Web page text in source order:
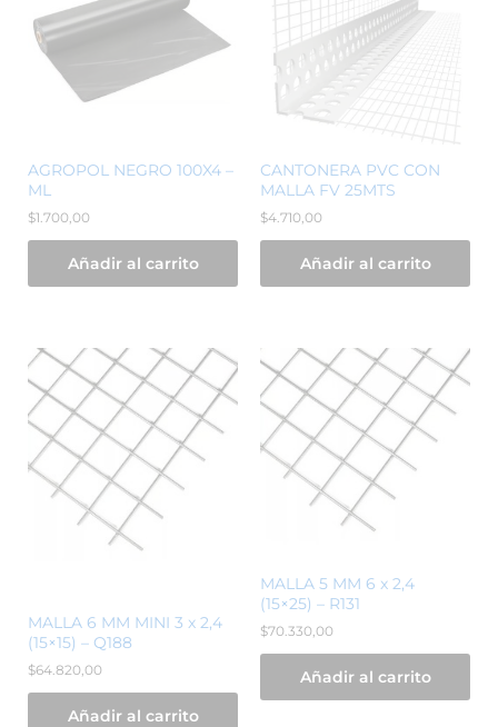
AGROPOL NEGRO 100X4 –
ML
$1.700,00
Añadir al carrito
CANTONERA PVC CON
MALLA FV 25MTS
$4.710,00
Añadir al carrito
MALLA 6 MM MINI 3 x 2,4
(15×15) – Q188
$64.820,00
Añadir al carrito
MALLA 5 MM 6 x 2,4
(15×25) – R131
$70.330,00
Añadir al carrito